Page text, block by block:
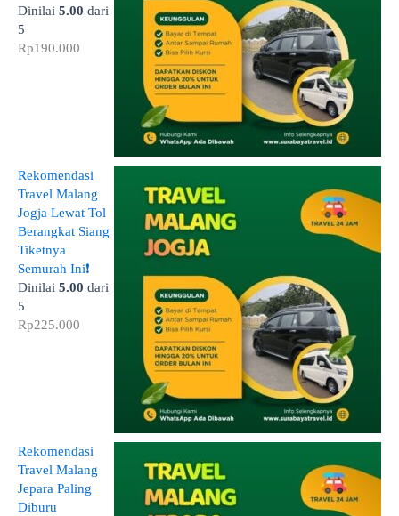
Dinilai 5.00 dari
5
Rp190.000
Rekomendasi
Travel Malang
Jogja Lewat Tol
Berangkat Siang
Tiketnya
Semurah Ini❗
Dinilai 5.00 dari
5
Rp225.000
Rekomendasi
Travel Malang
Jepara Paling
Diburu